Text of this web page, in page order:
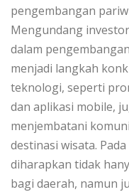
pengembangan
Mengundang
dalam
menjadi langkah
teknologi, seperti
dan aplikasi mobile,
menjembatani
destinasi wisata.
diharapkan tidak
bagi daerah, namun